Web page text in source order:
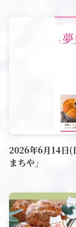
2026年6月14日
まちや」